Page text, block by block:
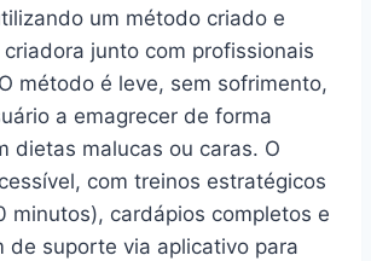
um método criado e
junto com profissionais
método é leve, sem sofrimento,
a emagrecer de forma
dietas malucas ou caras. O
com treinos estratégicos
minutos), cardápios completos e
de suporte via aplicativo para